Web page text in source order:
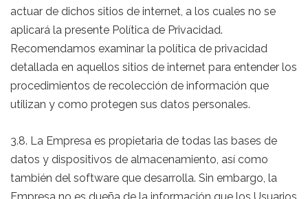
actuar de dichos sitios de internet, a los cuales no se
aplicará la presente Política de Privacidad.
Recomendamos examinar la política de privacidad
detallada en aquellos sitios de internet para entender los
procedimientos de recolección de información que
utilizan y como protegen sus datos personales.
3.8. La Empresa es propietaria de todas las bases de
datos y dispositivos de almacenamiento, así como
también del software que desarrolla. Sin embargo, la